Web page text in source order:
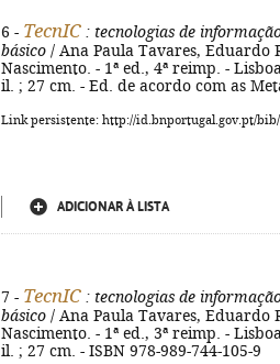
6 - TecnIC : tecnologias de
básico / Ana Paula Tavares, Eduardo
Nascimento. - 1ª ed., 4ª reimp. -
il. ; 27 cm. - Ed. de acordo com as
Link persistente: http://id.bnportugal.gov.pt/
ADICIONAR À LISTA
7 - TecnIC : tecnologias de
básico / Ana Paula Tavares, Eduardo
Nascimento. - 1ª ed., 3ª reimp. -
il. ; 27 cm. - ISBN 978-989-744-105-9